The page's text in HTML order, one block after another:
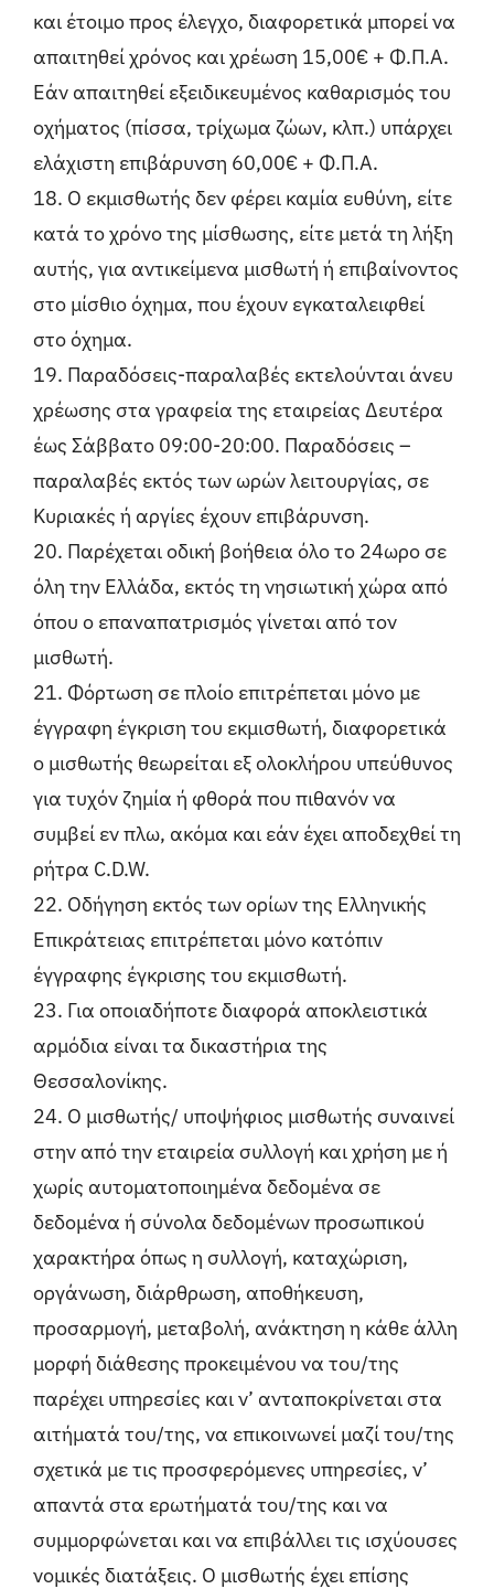
και έτοιμο προς έλεγχο, διαφορετικά μπορεί να
απαιτηθεί χρόνος και χρέωση 15,00€ + Φ.Π.Α.
Εάν απαιτηθεί εξειδικευμένος καθαρισμός του
οχήματος (πίσσα, τρίχωμα ζώων, κλπ.) υπάρχει
ελάχιστη επιβάρυνση 60,00€ + Φ.Π.Α.
18. Ο εκμισθωτής δεν φέρει καμία ευθύνη, είτε
κατά το χρόνο της μίσθωσης, είτε μετά τη λήξη
αυτής, για αντικείμενα μισθωτή ή επιβαίνοντος
στο μίσθιο όχημα, που έχουν εγκαταλειφθεί
στο όχημα.
19. Παραδόσεις-παραλαβές εκτελούνται άνευ
χρέωσης στα γραφεία της εταιρείας Δευτέρα
έως Σάββατο 09:00-20:00. Παραδόσεις –
παραλαβές εκτός των ωρών λειτουργίας, σε
Κυριακές ή αργίες έχουν επιβάρυνση.
20. Παρέχεται οδική βοήθεια όλο το 24ωρο σε
όλη την Ελλάδα, εκτός τη νησιωτική χώρα από
όπου ο επαναπατρισμός γίνεται από τον
μισθωτή.
21. Φόρτωση σε πλοίο επιτρέπεται μόνο με
έγγραφη έγκριση του εκμισθωτή, διαφορετικά
ο μισθωτής θεωρείται εξ ολοκλήρου υπεύθυνος
για τυχόν ζημία ή φθορά που πιθανόν να
συμβεί εν πλω, ακόμα και εάν έχει αποδεχθεί τη
ρήτρα C.D.W.
22. Οδήγηση εκτός των ορίων της Ελληνικής
Επικράτειας επιτρέπεται μόνο κατόπιν
έγγραφης έγκρισης του εκμισθωτή.
23. Για οποιαδήποτε διαφορά αποκλειστικά
αρμόδια είναι τα δικαστήρια της
Θεσσαλονίκης.
24. Ο μισθωτής/ υποψήφιος μισθωτής συναινεί
στην από την εταιρεία συλλογή και χρήση με ή
χωρίς αυτοματοποιημένα δεδομένα σε
δεδομένα ή σύνολα δεδομένων προσωπικού
χαρακτήρα όπως η συλλογή, καταχώριση,
οργάνωση, διάρθρωση, αποθήκευση,
προσαρμογή, μεταβολή, ανάκτηση η κάθε άλλη
μορφή διάθεσης προκειμένου να του/της
παρέχει υπηρεσίες και ν’ ανταποκρίνεται στα
αιτήματά του/της, να επικοινωνεί μαζί του/της
σχετικά με τις προσφερόμενες υπηρεσίες, ν’
απαντά στα ερωτήματά του/της και να
συμμορφώνεται και να επιβάλλει τις ισχύουσες
νομικές διατάξεις. Ο μισθωτής έχει επίσης